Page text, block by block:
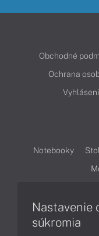
Obchodné
Ochrana
Notebooky
Obchodné
Nastavenie
súkromia